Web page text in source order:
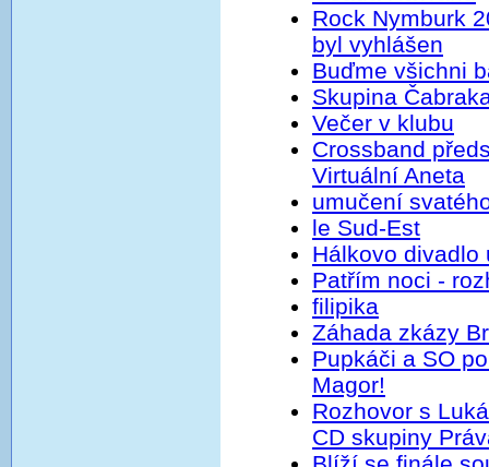
Rock Nymburk
byl vyhlášen
Buďme všichni
Skupina
Večer v klubu
Crossband
Virtuální Aneta
umučení
le Sud-Est
Hálkovo divadlo
Patřím noci -
filipika
Záhada zkázy
Pupkáči a SO
Magor!
Rozhovor s
CD skupiny